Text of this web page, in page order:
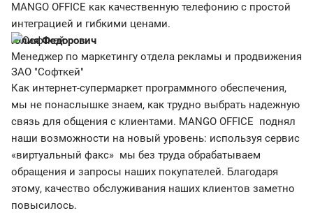
MANGO OFFICE как качественную телефонию с простой
интеграцией и гибкими ценами.
Юлия Федорович
Менеджер по маркетингу отдела рекламы и продвижения
ЗАО "Софткей"
Как интернет-супермаркет программного обеспечения,
мы не понаслышке знаем, как трудно выбрать надежную
связь для общения с клиентами. MANGO OFFICE поднял
наши возможности на новый уровень: используя сервис
«виртуальный факс» мы без труда обрабатываем
обращения и запросы наших покупателей. Благодаря
этому, качество обслуживания наших клиентов заметно
повысилось.